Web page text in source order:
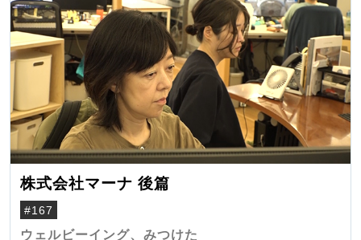
株式会社マーナ 後篇
#167
ウェルビーイング、みつけた